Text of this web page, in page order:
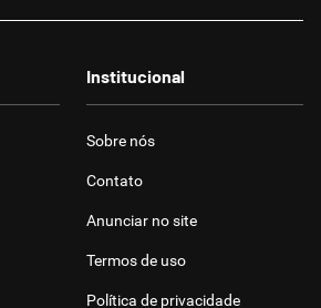
Institucional
Sobre nós
Contato
Anunciar no site
Termos de uso
Política de privacidade